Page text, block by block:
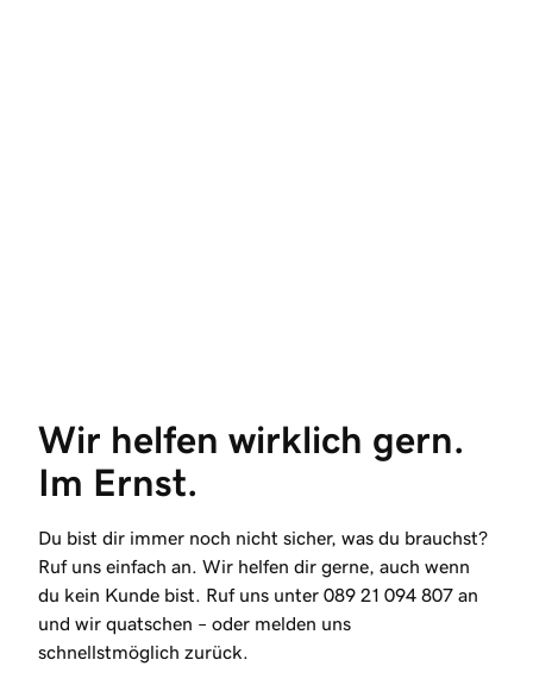
Wir helfen wirklich gern.
Im Ernst.
Du bist dir immer noch nicht sicher, was du brauchst?
Ruf uns einfach an. Wir helfen dir gerne, auch wenn
du kein Kunde bist. Ruf uns unter 089 21 094 807 an
und wir quatschen – oder melden uns
schnellstmöglich zurück.